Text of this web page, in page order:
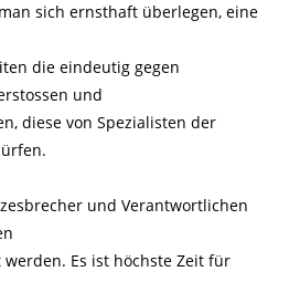
sich ernsthaft überlegen, eine
die eindeutig gegen
und
diese von Spezialisten der
und Verantwortlichen
Es ist höchste Zeit für